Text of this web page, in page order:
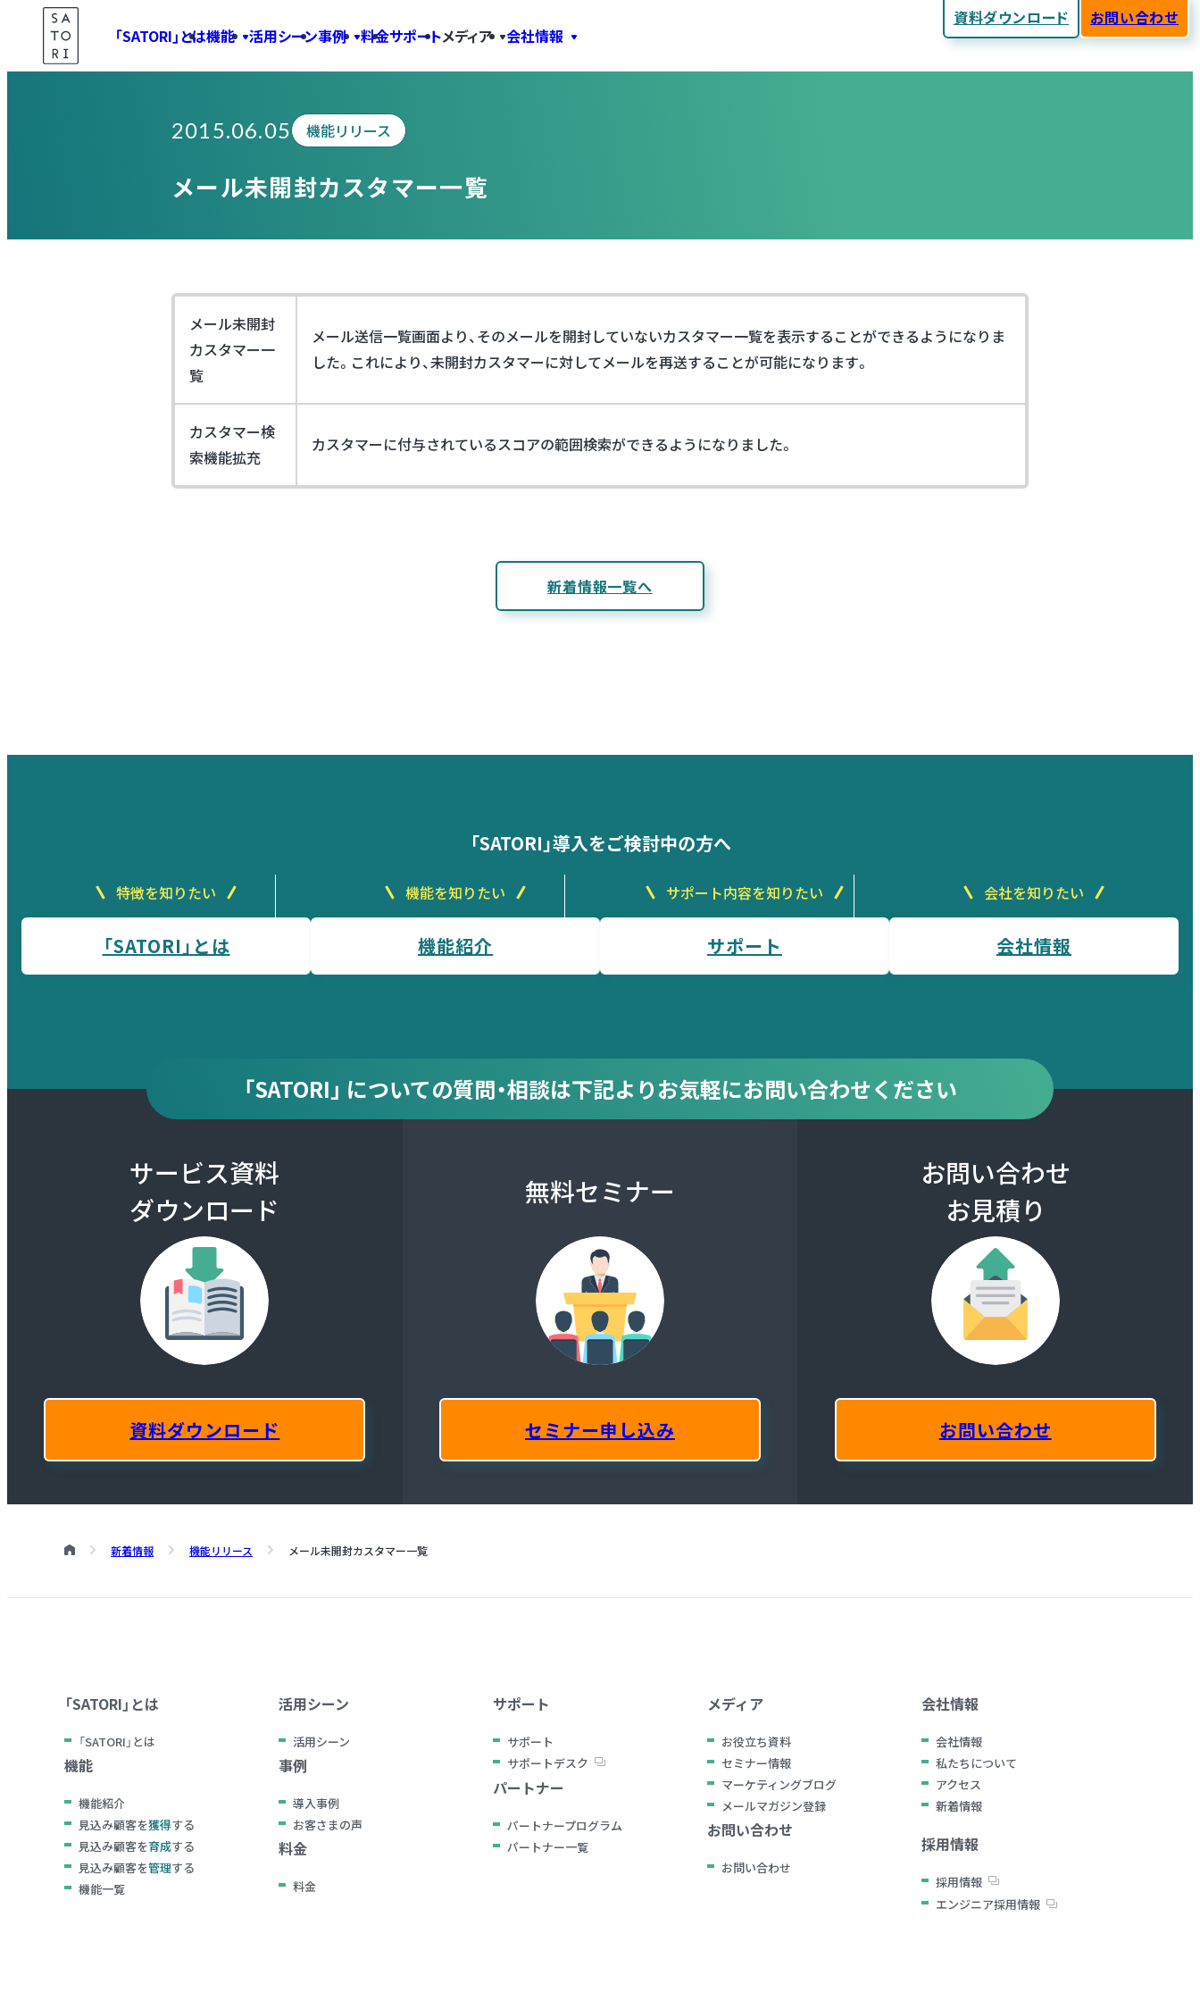
content
「SATORI」とは機能 活用シーン事例 料金サポートメディア 会社情報
資料ダウンロード
お問い合わせ
2015.06.05 機能リリース
メール未開封カスタマー一覧
メール未開封
カスタマー一
覧
メール送信一覧画面より、そのメールを開封していないカスタマー一覧を表示することができるようになりま
した。これにより、未開封カスタマーに対してメールを再送することが可能になります。
カスタマー検
索機能拡充
カスタマーに付与されているスコアの範囲検索ができるようになりました。
新着情報一覧へ
「SATORI」導入をご検討中の方へ
特徴を知りたい
「SATORI」とは
機能を知りたい
機能紹介
サポート内容を知りたい
サポート
会社を知りたい
会社情報
「SATORI」 についての質問・相談は下記よりお気軽にお問い合わせください
サービス資料
ダウンロード
資料ダウンロード
無料セミナー
セミナー申し込み
お問い合わせ
お見積り
お問い合わせ
新着情報 機能リリース メール未開封カスタマー一覧
「SATORI」とは
「SATORI」とは
機能
機能紹介
見込み顧客を獲得する
見込み顧客を育成する
見込み顧客を管理する
機能一覧
活用シーン
活用シーン
事例
導入事例
お客さまの声
料金
料金
サポート
サポート
サポートデスク
パートナー
パートナープログラム
パートナー一覧
メディア
お役立ち資料
セミナー情報
マーケティングブログ
メールマガジン登録
お問い合わせ
お問い合わせ
会社情報
会社情報
私たちについて
アクセス
新着情報
採用情報
採用情報
エンジニア採用情報